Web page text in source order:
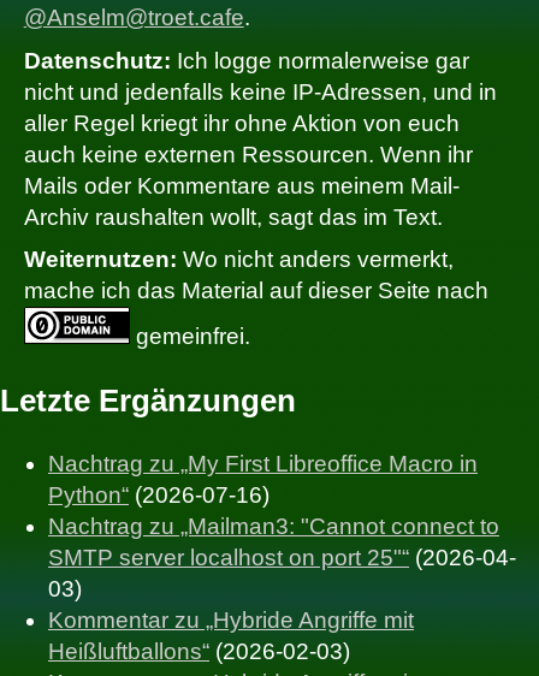
@Anselm@troet.cafe.
Datenschutz: Ich logge normalerweise gar
nicht und jedenfalls keine IP-Adressen, und in
aller Regel kriegt ihr ohne Aktion von euch
auch keine externen Ressourcen. Wenn ihr
Mails oder Kommentare aus meinem Mail-
Archiv raushalten wollt, sagt das im Text.
Weiternutzen: Wo nicht anders vermerkt,
mache ich das Material auf dieser Seite nach
gemeinfrei.
Letzte Ergänzungen
Nachtrag zu „My First Libreoffice Macro in
Python“ (2026-07-16)
Nachtrag zu „Mailman3: "Cannot connect to
SMTP server localhost on port 25"“ (2026-04-
03)
Kommentar zu „Hybride Angriffe mit
Heißluftballons“ (2026-02-03)